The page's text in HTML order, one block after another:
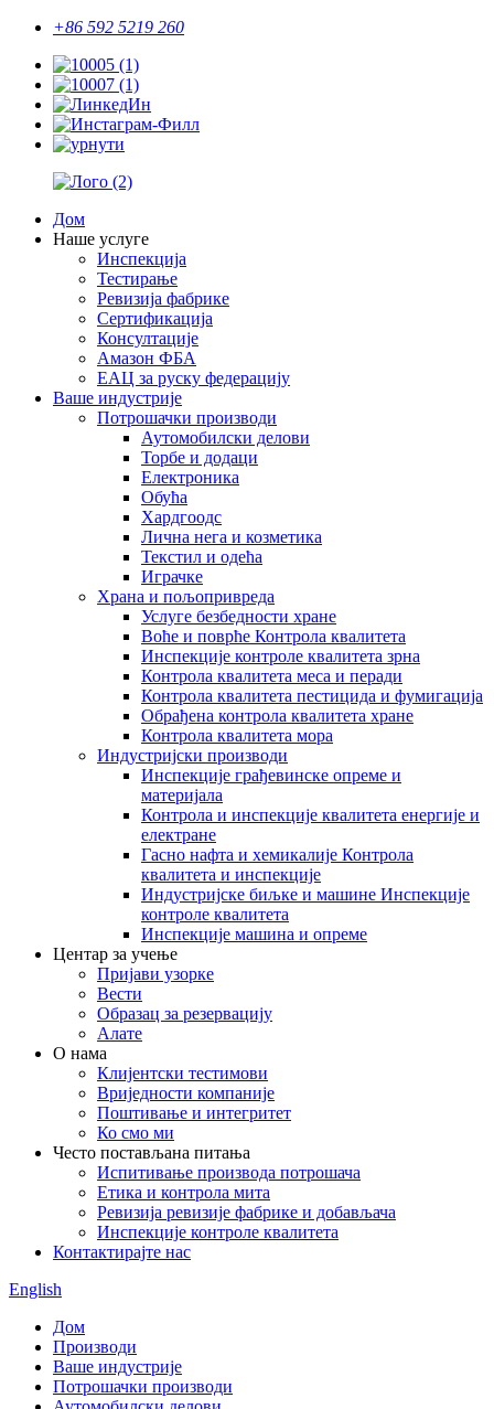
+86 592 5219 260
Дом
Наше услуге
Инспекција
Тестирање
Ревизија фабрике
Сертификација
Консултације
Амазон ФБА
ЕАЦ за руску федерацију
Ваше индустрије
Потрошачки производи
Аутомобилски делови
Торбе и додаци
Електроника
Обућа
Хардгоодс
Лична нега и козметика
Текстил и одећа
Играчке
Храна и пољопривреда
Услуге безбедности хране
Воће и поврће Контрола квалитета
Инспекције контроле квалитета зрна
Контрола квалитета меса и перади
Контрола квалитета пестицида и фумигација
Обрађена контрола квалитета хране
Контрола квалитета мора
Индустријски производи
Инспекције грађевинске опреме и
материјала
Контрола и инспекције квалитета енергије и
електране
Гасно нафта и хемикалије Контрола
квалитета и инспекције
Индустријске биљке и машине Инспекције
контроле квалитета
Инспекције машина и опреме
Центар за учење
Пријави узорке
Вести
Образац за резервацију
Алате
О нама
Клијентски тестимови
Вриједности компаније
Поштивање и интегритет
Ко смо ми
Често постављана питања
Испитивање производа потрошача
Етика и контрола мита
Ревизија ревизије фабрике и добављача
Инспекције контроле квалитета
Контактирајте нас
English
Дом
Производи
Ваше индустрије
Потрошачки производи